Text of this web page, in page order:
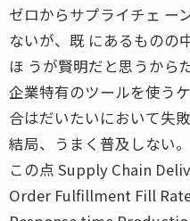
ゼロからサプライチェ ー
ないが、既 にあるものの
ほ うが賢明だと思うからだ
企業特有のツールを使う
合はだいたいにおいて失
結局、うまく普及しない。
この点 Supply Chain
Order Fulfillment Fill